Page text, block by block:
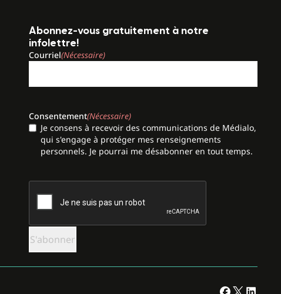
Abonnez-vous gratuitement à notre
infolettre!
Courriel(Nécessaire)
Consentement(Nécessaire)
Je consens à recevoir des communications de Médialo,
qui s'engage à protéger mes renseignements
personnels. Je pourrai me désabonner en tout temps.